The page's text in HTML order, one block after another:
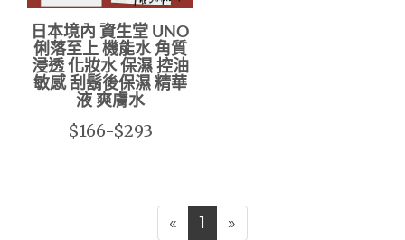
日本境內 資生堂 UNO
俐落至上 機能水 角質
浸透 化妝水 保濕 控油
敏感 刮鬍後保濕 精華
液 爽膚水
$166-$293
« 1 »